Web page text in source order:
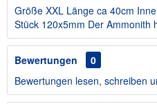
Größe XXL Länge ca 40cm
Stück 120x5mm Der Ammonith
Bewertungen
0
Bewertungen lesen, schreiben